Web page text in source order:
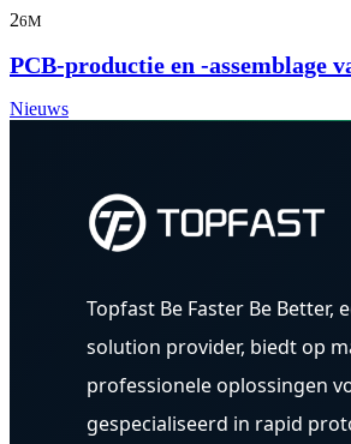
26M
PCB-productie en -assemblage
Nieuws
Topfast Be Faster Be Better,
solution provider, biedt op
professionele oplossingen
gespecialiseerd in rapid